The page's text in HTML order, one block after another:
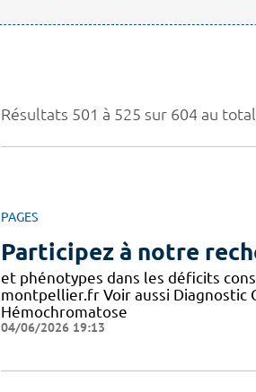
Résultats 501 à 525 sur 604 au total
PAGES
Participez à notre
et phénotypes dans les déficits
montpellier.fr Voir aussi
Hémochromatose
04/06/2026 19:13